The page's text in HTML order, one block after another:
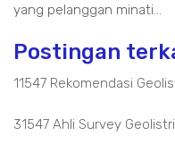
yang pelanggan minati...
Postingan
11547 Rekomendasi
31547 Ahli Survey